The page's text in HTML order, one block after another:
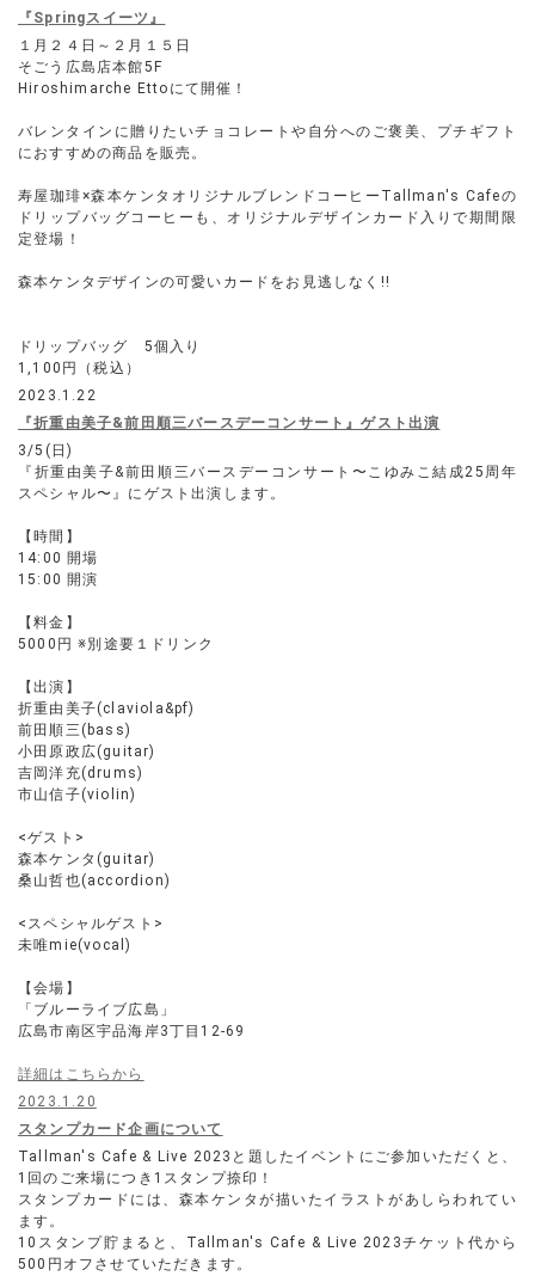
『Springスイーツ』
１月２４日～２月１５日
そごう広島店本館5F
Hiroshimarche Ettoにて開催！
バレンタインに贈りたいチョコレートや自分へのご褒美、プチギフト
におすすめの商品を販売。
寿屋珈琲×森本ケンタオリジナルブレンドコーヒーTallman's Cafeの
ドリップバッグコーヒーも、オリジナルデザインカード入りで期間限
定登場！
森本ケンタデザインの可愛いカードをお見逃しなく!!
ドリップバッグ 5個入り
1,100円（税込）
2023.1.22
『折重由美子&前田順三バースデーコンサート』ゲスト出演
3/5(日)
『折重由美子&前田順三バースデーコンサート〜こゆみこ結成25周年
スペシャル〜』にゲスト出演します。
【時間】
14:00 開場
15:00 開演
【料金】
5000円 ※別途要１ドリンク
【出演】
折重由美子(claviola&pf)
前田順三(bass)
小田原政広(guitar)
吉岡洋充(drums)
市山信子(violin)
<ゲスト>
森本ケンタ(guitar)
桑山哲也(accordion)
<スペシャルゲスト>
未唯mie(vocal)
【会場】
「ブルーライブ広島」
広島市南区宇品海岸3丁目12-69
詳細はこちらから
2023.1.20
スタンプカード企画について
Tallman's Cafe & Live 2023と題したイベントにご参加いただくと、
1回のご来場につき1スタンプ捺印！
スタンプカードには、森本ケンタが描いたイラストがあしらわれてい
ます。
10スタンプ貯まると、Tallman's Cafe & Live 2023チケット代から
500円オフさせていただきます。